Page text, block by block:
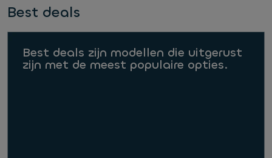
Best deals
Best deals zijn modellen die uitgerust
zijn met de meest populaire opties.